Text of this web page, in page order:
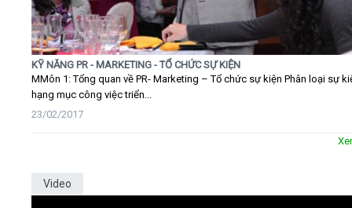
KỸ NĂNG PR - MARKETING - TỔ CHỨC SỰ KIỆN
MMôn 1: Tổng quan về PR- Marketing – Tổ chức sự kiện Phân loại sự
hạng mục công việc triển...
23/02/2017
Video